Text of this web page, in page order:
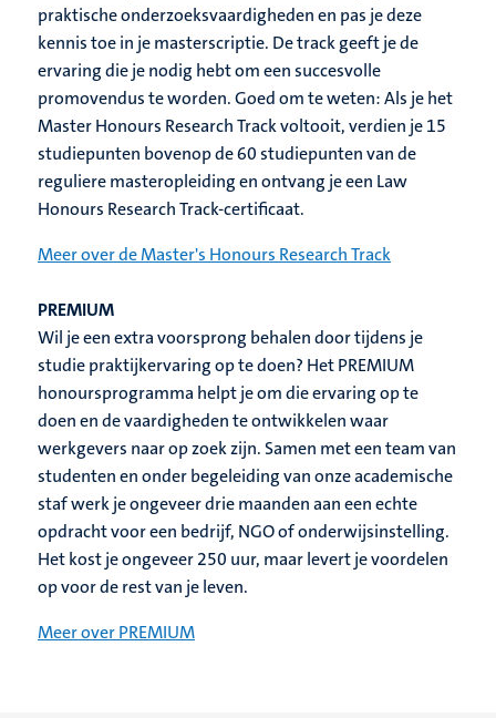
praktische onderzoeksvaardigheden en pas je deze
kennis toe in je masterscriptie. De track geeft je de
ervaring die je nodig hebt om een succesvolle
promovendus te worden. Goed om te weten: Als je het
Master Honours Research Track voltooit, verdien je 15
studiepunten bovenop de 60 studiepunten van de
reguliere masteropleiding en ontvang je een Law
Honours Research Track-certificaat.
Meer over de Master's Honours Research Track
PREMIUM
Wil je een extra voorsprong behalen door tijdens je
studie praktijkervaring op te doen? Het PREMIUM
honoursprogramma helpt je om die ervaring op te
doen en de vaardigheden te ontwikkelen waar
werkgevers naar op zoek zijn. Samen met een team van
studenten en onder begeleiding van onze academische
staf werk je ongeveer drie maanden aan een echte
opdracht voor een bedrijf, NGO of onderwijsinstelling.
Het kost je ongeveer 250 uur, maar levert je voordelen
op voor de rest van je leven.
Meer over PREMIUM